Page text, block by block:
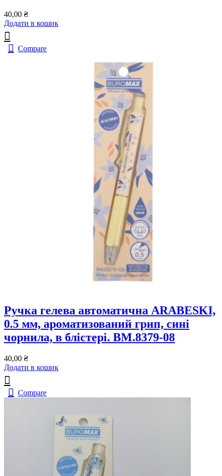
40,00 ₴
Додати в кошик
Compare
Ручка гелева автоматична ARABESKI,
0.5 мм, ароматизований грип, сині
чорнила, в блістері. BM.8379-08
40,00 ₴
Додати в кошик
Compare